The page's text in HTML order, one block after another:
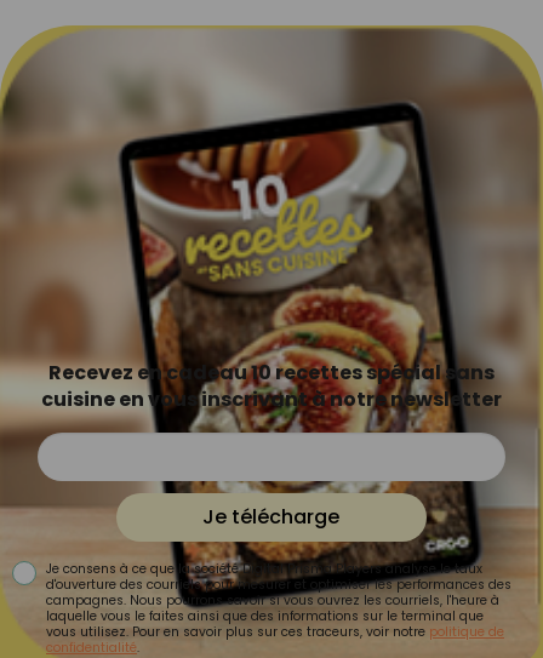
Recevez en cadeau 10 recettes spécial sans
cuisine en vous inscrivant à notre newsletter
Je télécharge
Je consens à ce que la société Digital Prisma Players analyse le taux
d'ouverture des courriels pour mesurer et optimiser les performances des
campagnes. Nous pourrons savoir si vous ouvrez les courriels, l'heure à
laquelle vous le faites ainsi que des informations sur le terminal que
vous utilisez. Pour en savoir plus sur ces traceurs, voir notre politique de
confidentialité.